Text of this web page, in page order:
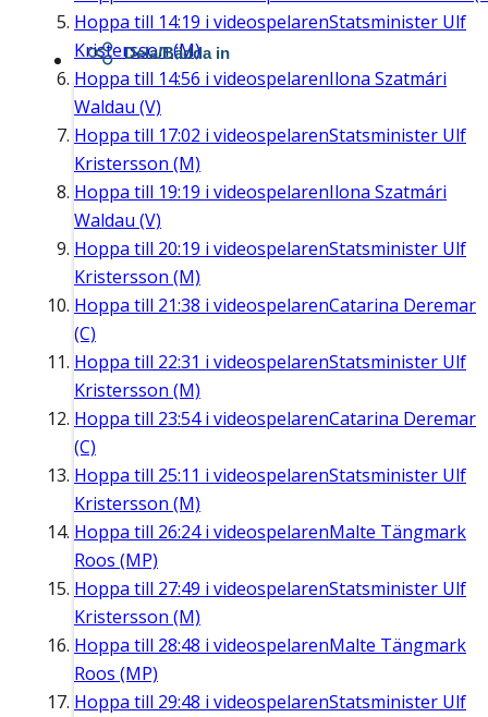
Hoppa till 14:19 i videospelarenStatsminister Ulf
Kristersson (M)
Hoppa till 14:56 i videospelarenIlona Szatmári
Waldau (V)
Hoppa till 17:02 i videospelarenStatsminister Ulf
Kristersson (M)
Hoppa till 19:19 i videospelarenIlona Szatmári
Waldau (V)
Hoppa till 20:19 i videospelarenStatsminister Ulf
Kristersson (M)
Hoppa till 21:38 i videospelarenCatarina Deremar
(C)
Hoppa till 22:31 i videospelarenStatsminister Ulf
Kristersson (M)
Hoppa till 23:54i videospelarenCatarina Deremar
(C)
Hoppa till 25:11 i videospelarenStatsminister Ulf
Kristersson (M)
Hoppa till 26:24i videospelarenMalte Tängmark
Roos (MP)
Hoppa till 27:49 i videospelarenStatsminister Ulf
Kristersson (M)
Hoppa till 28:48 i videospelarenMalte Tängmark
Roos (MP)
Hoppa till 29:48 i videospelarenStatsminister Ulf
Dela/Bädda in